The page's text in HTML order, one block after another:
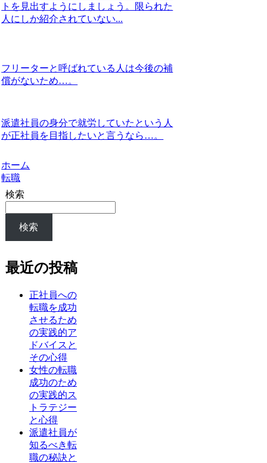
トを見出すようにしましょう。限られた
人にしか紹介されていない...
フリーターと呼ばれている人は今後の補
償がないため…。
派遣社員の身分で就労していたという人
が正社員を目指したいと言うなら…。
ホーム
転職
検索
検索
最近の投稿
正社員への
転職を成功
させるため
の実践的ア
ドバイスと
その心得
女性の転職
成功のため
の実践的ス
トラテジー
と心得
派遣社員が
知るべき転
職の秘訣と